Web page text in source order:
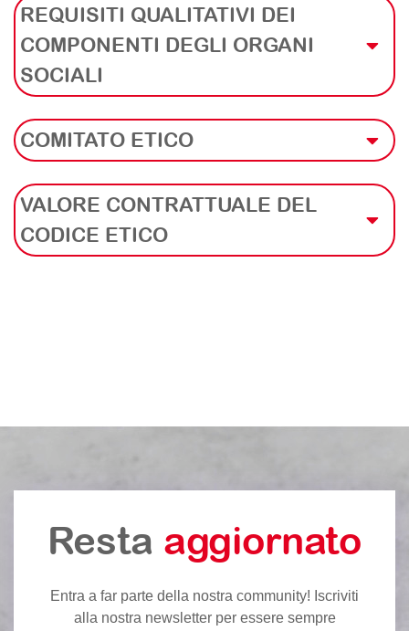
REQUISITI QUALITATIVI DEI
COMPONENTI DEGLI ORGANI
SOCIALI
COMITATO ETICO
VALORE CONTRATTUALE DEL
CODICE ETICO
Resta aggiornato
Entra a far parte della nostra community! Iscriviti
alla nostra newsletter per essere sempre